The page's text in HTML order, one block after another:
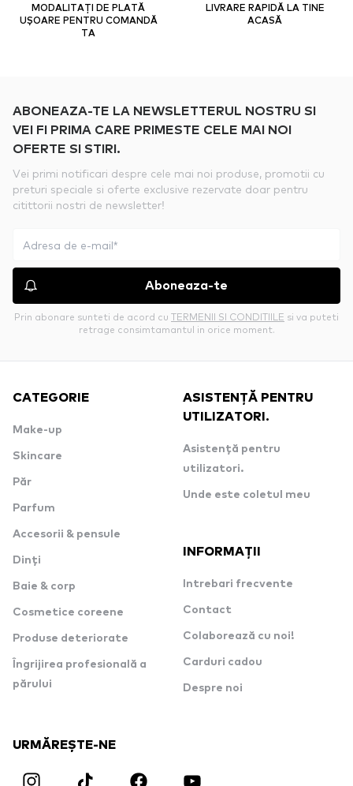
MODALITAȚI DE PLATĂ
UȘOARE PENTRU COMANDĂ
TA
LIVRARE RAPIDĂ LA TINE
ACASĂ
ABONEAZA-TE LA NEWSLETTERUL NOSTRU SI
VEI FI PRIMA CARE PRIMESTE CELE MAI NOI
OFERTE SI STIRI.
Vei primi notificari despre cele mai noi produse, promotii cu
preturi speciale si oferte exclusive rezervate doar pentru
citittorii nostri de newsletter!
Aboneaza-te
Prin abonare sunteti de acord cu TERMENII SI CONDITIILE si va puteti
retrage consimtamantul in orice moment.
CATEGORIE
Make-up
Skincare
Păr
Parfum
Accesorii & pensule
Dinți
Baie & corp
Cosmetice coreene
Produse deteriorate
Îngrijirea profesională a
părului
ASISTENȚĂ PENTRU
UTILIZATORI.
Asistență pentru
utilizatori.
Unde este coletul meu
INFORMAȚII
Intrebari frecvente
Contact
Colaborează cu noi!
Carduri cadou
Despre noi
URMĂREȘTE-NE